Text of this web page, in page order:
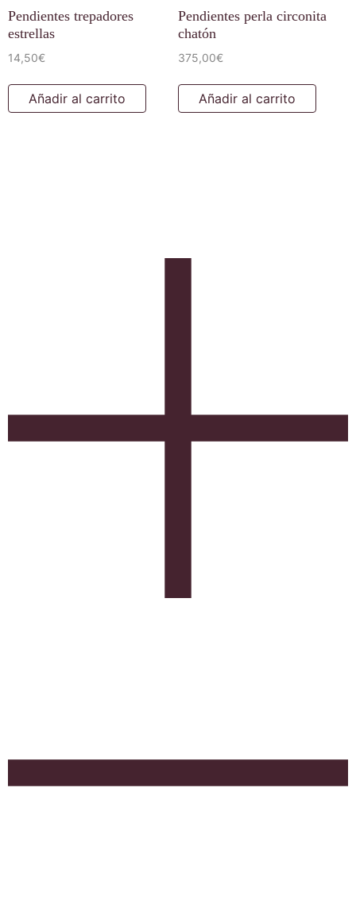
Pendientes trepadores
estrellas
14,50€
Añadir al carrito
Pendientes perla circonita
chatón
375,00€
Añadir al carrito